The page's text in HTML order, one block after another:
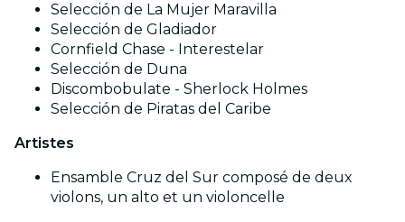
Selección de La Mujer Maravilla
Selección de Gladiador
Cornfield Chase - Interestelar
Selección de Duna
Discombobulate - Sherlock Holmes
Selección de Piratas del Caribe
Artistes
Ensamble Cruz del Sur composé de deux
violons, un alto et un violoncelle